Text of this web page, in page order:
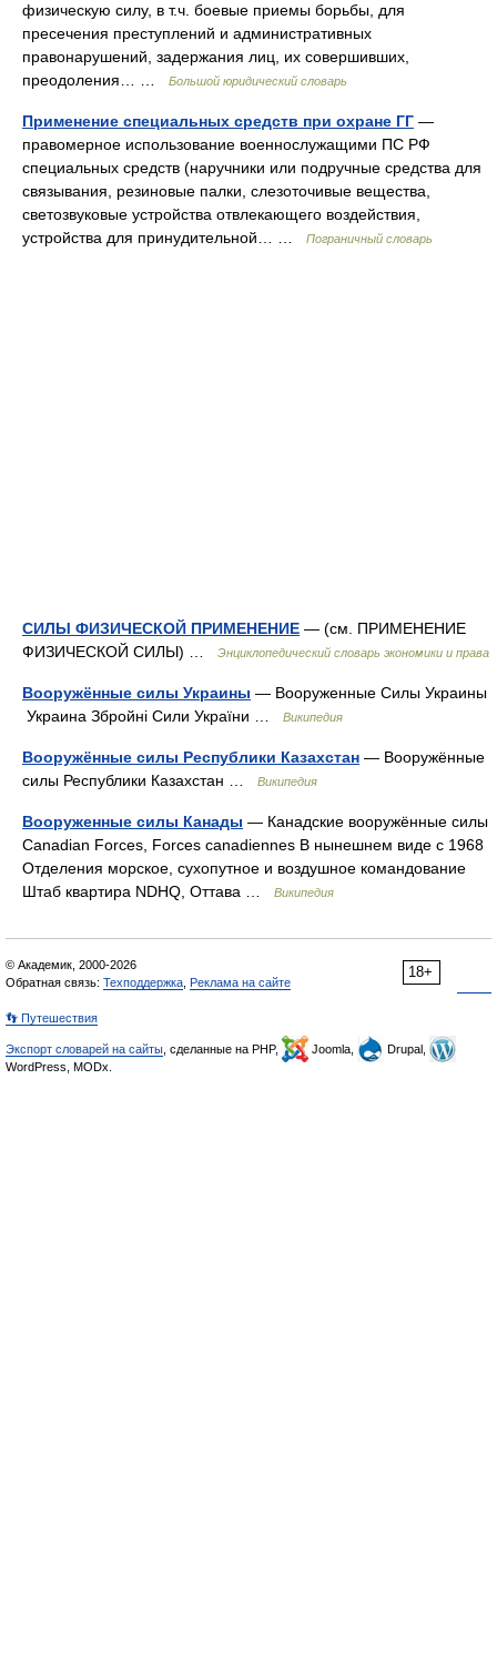
физическую силу, в т.ч. боевые приемы борьбы, для
пресечения преступлений и административных
правонарушений, задержания лиц, их совершивших,
преодоления… …
Большой юридический словарь
Применение специальных средств при охране ГГ —
правомерное использование военнослужащими ПС РФ
специальных средств (наручники или подручные средства для
связывания, резиновые палки, слезоточивые вещества,
светозвуковые устройства отвлекающего воздействия,
устройства для принудительной… …
Пограничный словарь
СИЛЫ ФИЗИЧЕСКОЙ ПРИМЕНЕНИЕ — (см. ПРИМЕНЕНИЕ
ФИЗИЧЕСКОЙ СИЛЫ) …
Энциклопедический словарь экономики и права
Вооружённые силы Украины — Вооруженные Силы Украины
Украина Збройні Сили України …
Википедия
Вооружённые силы Республики Казахстан — Вооружённые
силы Республики Казахстан …
Википедия
Вооруженные силы Канады — Канадские вооружённые силы
Canadian Forces, Forces canadiennes В нынешнем виде с 1968
Отделения морское, сухопутное и воздушное командование
Штаб квартира NDHQ, Оттава …
Википедия
18+
© Академик, 2000-2026
Обратная связь: Техподдержка Реклама на сайте
👣 Путешествия
Экспорт словарей на сайты , сделанные на PHP, Joomla,
Drupal,
WordPress, MODx.